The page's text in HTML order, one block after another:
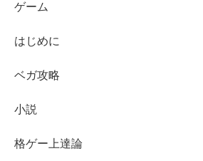
ゲーム
はじめに
ベガ攻略
小説
格ゲー上達論